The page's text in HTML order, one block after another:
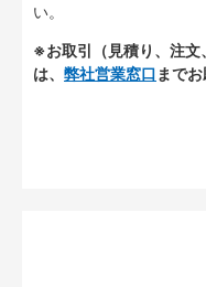
い。
※お取引（見積り、注文
は、 弊社営業窓口 まで